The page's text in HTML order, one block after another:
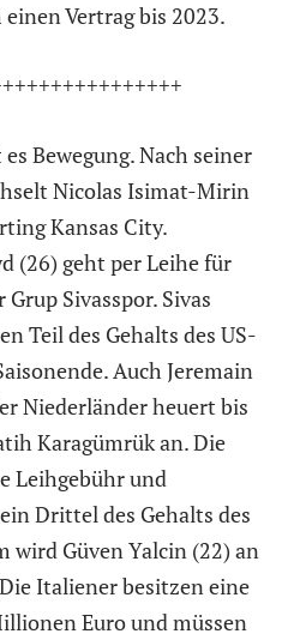
Vertrag bis 2023.
Bewegung. Nach seiner
Nicolas Isimat-Mirin
Kansas City.
(26) geht per Leihe für
Sivasspor. Sivas
Teil des Gehalts des US-
Auch Jeremain
Niederländer heuert bis
Karagümrük an. Die
Leihgebühr und
Drittel des Gehalts des
wird Güven Yalcin (22) an
Italiener besitzen eine
Euro und müssen